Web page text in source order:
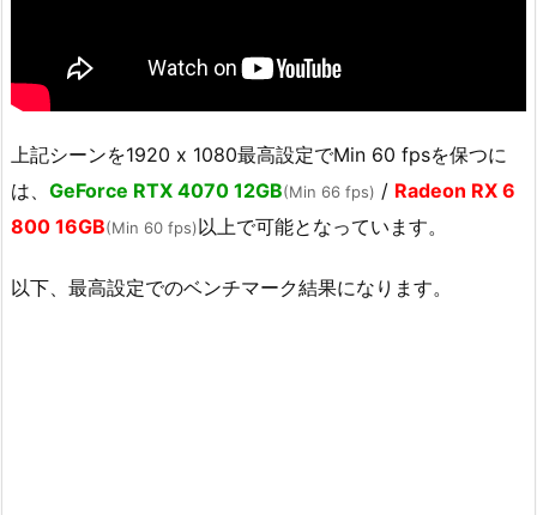
上記シーンを1920 x 1080最高設定でMin 60 fpsを保つに
は、 GeForce RTX 4070 12GB(Min 66 fps) / Radeon RX 6
800 16GB(Min 60 fps)以上で可能となっています。
以下、最高設定でのベンチマーク結果になります。